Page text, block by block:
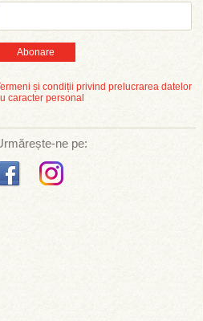
Abonare
și condiții privind prelucrarea datelor
caracter personal
ne pe: